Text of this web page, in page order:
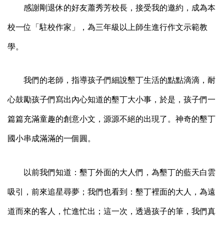
感謝剛退休的好友蕭秀芳校長，接受我的邀約，成為本
校一位「駐校作家」，為三年級以上師生進行作文示範教
學。
我們的老師，指導孩子們細說墾丁生活的點點滴滴，耐
心鼓勵孩子們寫出內心知道的墾丁大小事，於是，孩子們一
篇篇充滿童趣的創意小文，源源不絕的出現了。神奇的墾丁
國小串成滿滿的一個圓。
以前我們知道：墾丁外面的大人們，為墾丁的藍天白雲
吸引，前來追星尋夢；我們也看到：墾丁裡面的大人，為遠
道而來的客人，忙進忙出；這一次，透過孩子的筆，我們真